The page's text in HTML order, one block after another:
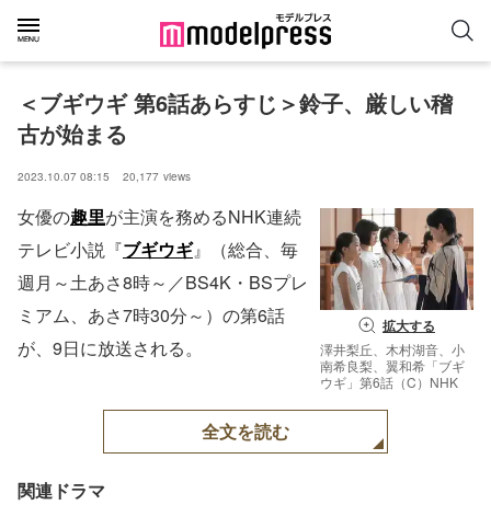
＜ブギウギ 第6話あらすじ＞鈴子、厳しい稽
古が始まる
2023.10.07 08:15 20,177 views
拡大する
澤井梨丘、木村湖音、小
南希良梨、翼和希「ブギ
ウギ」第6話（C）NHK
女優の趣里が主演を務めるNHK連続
テレビ小説『ブギウギ』（総合、毎
週月～土あさ8時～／BS4K・BSプレ
ミアム、あさ7時30分～）の第6話
が、9日に放送される。
全文を読む
関連ドラマ